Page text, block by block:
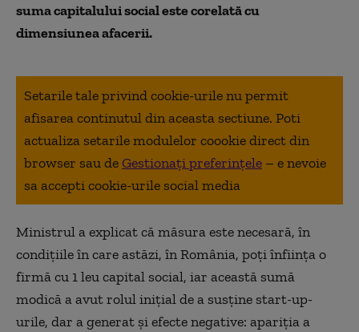
suma capitalului social este corelată cu
dimensiunea afacerii.
Setarile tale privind cookie-urile nu permit
afisarea continutul din aceasta sectiune. Poti
actualiza setarile modulelor coookie direct din
browser sau deGestionați preferințele – e nevoie
sa accepti cookie-urile social media
Ministrul a explicat că măsura este necesară, în
condiţiile în care astăzi, în România, poţi înfiinţa o
firmă cu 1 leu capital social, iar această sumă
modică a avut rolul iniţial de a susţine start-up-
urile, dar a generat şi efecte negative: apariţia a